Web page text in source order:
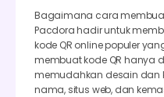
Bagaimana cara
Pacdora hadir untuk
kode QR online populer
membuat kode QR hanya
memudahkan desain dan
nama, situs web, dan